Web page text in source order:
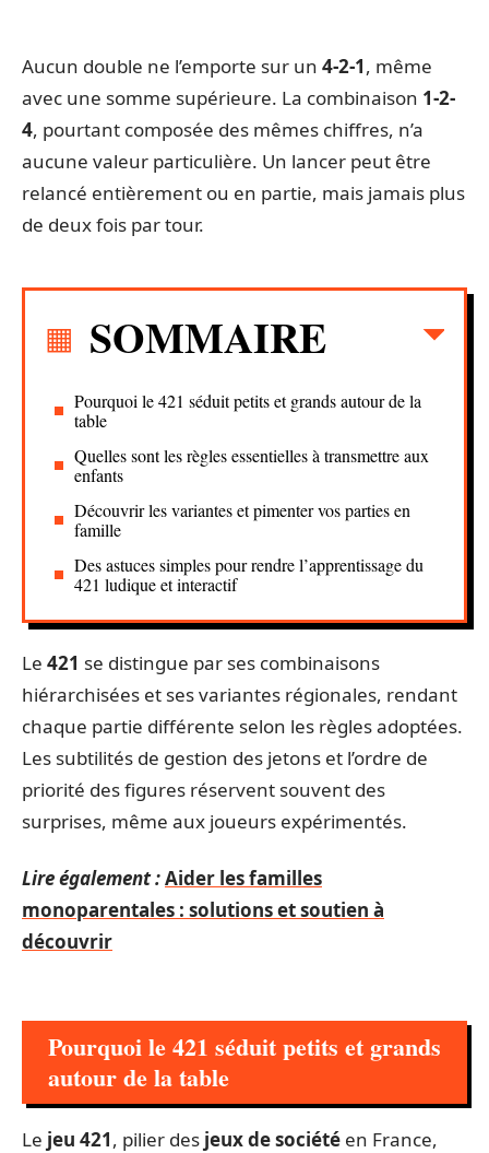
Aucun double ne l’emporte sur un 4-2-1, même
avec une somme supérieure. La combinaison 1-2-
4, pourtant composée des mêmes chiffres, n’a
aucune valeur particulière. Un lancer peut être
relancé entièrement ou en partie, mais jamais plus
de deux fois par tour.
SOMMAIRE
Pourquoi le 421 séduit petits et grands autour de la
table
Quelles sont les règles essentielles à transmettre aux
enfants
Découvrir les variantes et pimenter vos parties en
famille
Des astuces simples pour rendre l’apprentissage du
421 ludique et interactif
Le 421 se distingue par ses combinaisons
hiérarchisées et ses variantes régionales, rendant
chaque partie différente selon les règles adoptées.
Les subtilités de gestion des jetons et l’ordre de
priorité des figures réservent souvent des
surprises, même aux joueurs expérimentés.
Lire également :Aider les familles
monoparentales : solutions et soutien à
découvrir
Pourquoi le 421 séduit petits et grands
autour de la table
Le jeu 421, pilier des jeux de société en France,